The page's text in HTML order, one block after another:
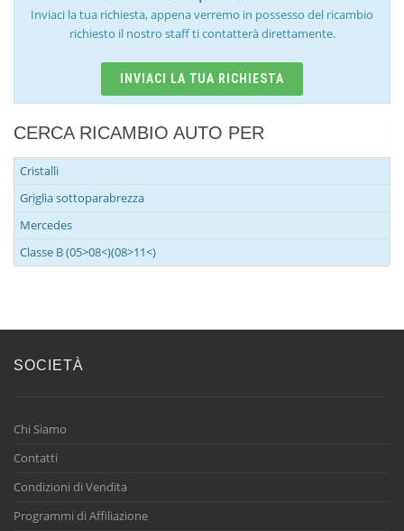
Inviaci la tua richiesta, appena verremo in possesso del ricambio
richiesto il nostro staff ti contatterà direttamente.
INVIACI LA TUA RICHIESTA
CERCA RICAMBIO AUTO PER
Cristalli
Griglia sottoparabrezza
Mercedes
Classe B (05>08<)(08>11<)
SOCIETÀ
Chi Siamo
Contatti
Condizioni di Vendita
Programmi di Affiliazione